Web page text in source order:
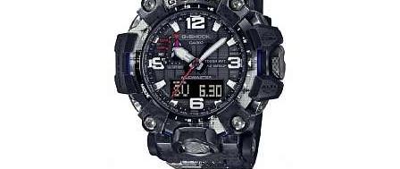
G-shock
GWG-2000TLC-1AER
i